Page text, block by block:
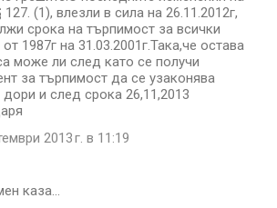
(1), влезли в сила на 26.11.2012г,
срока на търпимост за всички
1987г на 31.03.2001г.Така,че остава
може ли след като се получи
за търпимост да се узаконява
дори и след срока 26,11,2013
2013 г. в 11:19
каза…